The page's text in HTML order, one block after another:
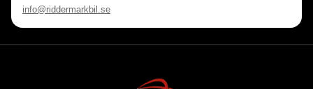
info@riddermarkbil.se